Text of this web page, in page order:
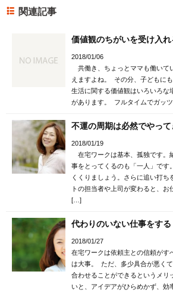
関連記事
価値観のちがいを受け入
2018/01/06
共働き、ちょっとママも働いて
えますよね。 その分、子どもに
生活に関する価値観はいろいろな
があります。 フルタイムでガッ
不運の周期は必然でやっ
2018/01/19
在宅ワークは基本、孤独です。
事をとってくるのも「一人」です
くくりましょう。さらに追い打ち
トの担当者や上司が変わると、
[…]
代わりのいない仕事をする
2018/01/27
在宅ワークは依頼主との信頼がす
は大事。 ただ、多少具合が悪く
合わせることができるというメ
いと、アイデアがひらめかず、効